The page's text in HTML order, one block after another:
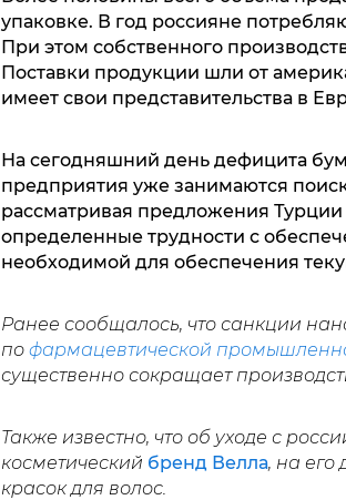
упаковке. В год россияне
При этом собственного
Поставки продукции шли от
имеет свои представительства в
На сегодняшний день дефицита
предприятия уже занимаются
рассматривая предложения
определенные трудности с
необходимой для обеспечения
Ранее сообщалось, что санкции
по фармацевтической
существенно сокращает
Также известно, что об уходе с
косметический бренд Велла, на его
красок для волос.